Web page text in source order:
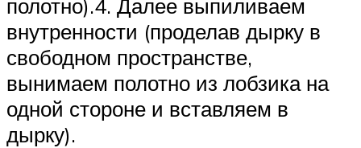
полотно).4. Далее выпиливаем
внутренности (проделав дырку в
свободном пространстве,
вынимаем полотно из лобзика на
одной стороне и вставляем в
дырку).